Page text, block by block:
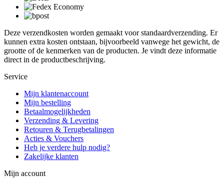
Deze verzendkosten worden gemaakt voor standaardverzending. Er
kunnen extra kosten ontstaan, bijvoorbeeld vanwege het gewicht, de
grootte of de kenmerken van de producten. Je vindt deze informatie
direct in de productbeschrijving.
Service
Mijn klantenaccount
Mijn bestelling
Betaalmogelijkheden
Verzending & Levering
Retouren & Terugbetalingen
Acties & Vouchers
Heb je verdere hulp nodig?
Zakelijke klanten
Mijn account